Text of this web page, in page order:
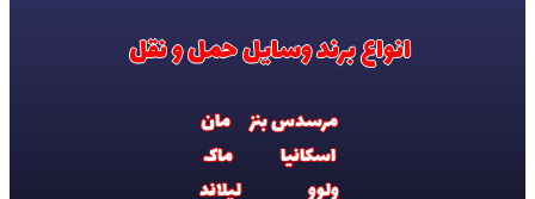
انواع برند وسایل حمل و نقل
مرسدس بنز مان
اسکانیا
ماک
ولوو
لیلاند